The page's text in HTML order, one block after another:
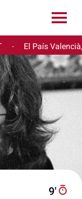
· El País
9′